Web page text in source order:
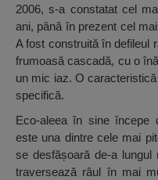
2006, s-a constatat cel
ani, până în prezent cel
A fost construită în defileul
frumoasă cascadă, cu o
un mic iaz. O
specifică.
Eco-aleea în sine începe
este una dintre cele mai
se desfășoară de-a
traversează râul în mai